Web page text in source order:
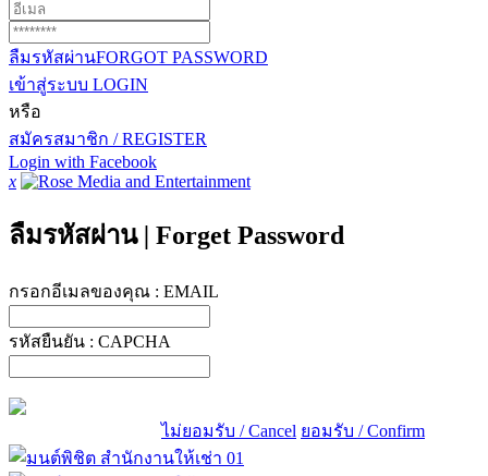
ลืมรหัสผ่านFORGOT PASSWORD
เข้าสู่ระบบ LOGIN
หรือ
สมัครสมาชิก / REGISTER
Login with Facebook
x
ลืมรหัสผ่าน | Forget Password
กรอกอีเมลของคุณ : EMAIL
รหัสยืนยัน : CAPCHA
ไม่ยอมรับ / Cancel ยอมรับ / Confirm